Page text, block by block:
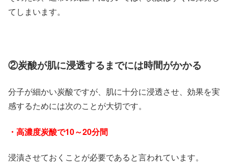
てしまいます。
②炭酸が肌に浸透するまでには時間がかかる
分子が細かい炭酸ですが、肌に十分に浸透させ、効果を実
感するためには次のことが大切です。
・高濃度炭酸で10～20分間
浸漬させておくことが必要であると言われています。